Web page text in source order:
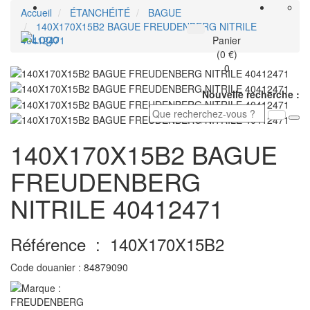
Panier
(0 €)
0
Nouvelle recherche :
Accueil ÉTANCHÉITÉ
BAGUE
140X170X15B2 BAGUE FREUDENBERG NITRILE
40412471
140X170X15B2 BAGUE
FREUDENBERG
NITRILE 40412471
Référence : 140X170X15B2
Code douanier : 84879090